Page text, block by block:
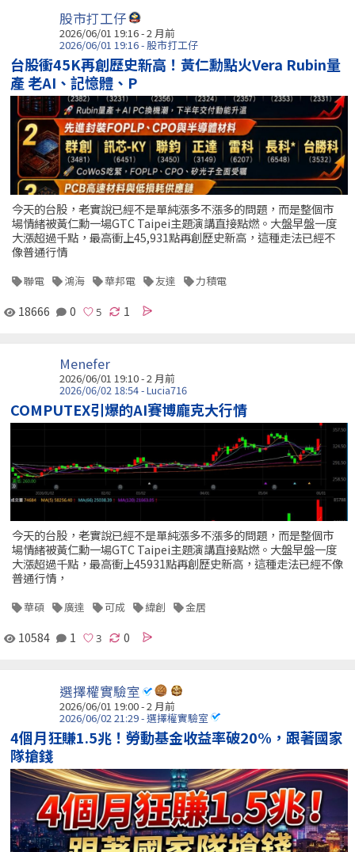
股市打工仔
2026/06/01 19:16 - 2 月前
2026/06/01 19:16 - 股市打工仔
台股衝45K再創歷史新高！黃仁勳點火Vera Rubin量
產 老AI、記憶體、P
今天的台股，老實說已經不是單純漲多不漲多的問題，而是整個市
場情緒被黃仁勳一場GTC Taipei主題演講直接點燃。大盤早盤一度
大漲超過千點，最高衝上45,931點再創歷史新高，這種走法已經不
像普通行情
聯電 鴻海 華邦電 友達 力積電
18666 0 1
Menefer
2026/06/01 19:10 - 2 月前
2026/06/02 18:54 - Lucia716
COMPUTEX引爆的AI賽博龐克大行情
今天的台股，老實說已經不是單純漲多不漲多的問題，而是整個市
場情緒被黃仁勳一場GTC Taipei主題演講直接點燃。大盤早盤一度
大漲超過千點，最高衝上45931點再創歷史新高，這種走法已經不像
普通行情，
華碩 廣達 可成 緯創 金居
10584 1 0
選擇權實驗室
2026/06/01 19:00 - 2 月前
2026/06/02 21:29 - 選擇權實驗室
4個月狂賺1.5兆！勞動基金收益率破20%，跟著國家
隊搶錢